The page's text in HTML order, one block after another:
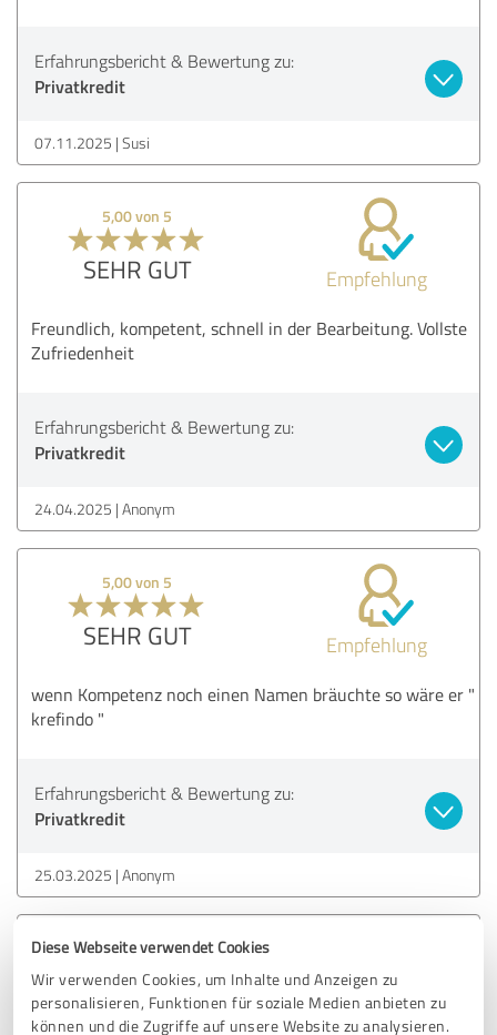
Diese Webseite verwendet Cookies
Wir verwenden Cookies, um Inhalte und Anzeigen zu
personalisieren, Funktionen für soziale Medien anbieten zu
können und die Zugriffe auf unsere Website zu analysieren.
Erfahrungsbericht & Bewertung zu:
Privatkredit
07.11.2025 Susi
5,00 von 5
SEHR GUT Empfehlung
Freundlich, kompetent, schnell in der Bearbeitung. Vollste
Zufriedenheit
Erfahrungsbericht & Bewertung zu:
Privatkredit
24.04.2025 Anonym
5,00 von 5
SEHR GUT Empfehlung
wenn Kompetenz noch einen Namen bräuchte so wäre er "
krefindo "
Erfahrungsbericht & Bewertung zu:
Privatkredit
25.03.2025 Anonym
5,00 von 5
SEHR GUT Empfehlung